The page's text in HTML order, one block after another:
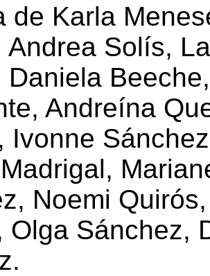
de Karla
Andrea Solís,
Daniela
Andreína
Ivonne
Noemi
Olga Sánchez,